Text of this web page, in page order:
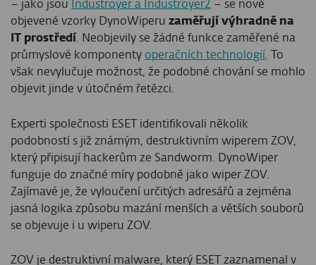
– jako jsou Industroyer a Industroyer2 – se nově
objevené vzorky DynoWiperu zaměřují výhradně na
IT prostředí. Neobjevily se žádné funkce zaměřené na
průmyslové komponenty operačních technologií. To
však nevylučuje možnost, že podobné chování se mohlo
objevit jinde v útočném řetězci.
Experti společnosti ESET identifikovali několik
podobností s již známým, destruktivním wiperem ZOV,
který připisují hackerům ze Sandworm. DynoWiper
funguje do značné míry podobně jako wiper ZOV.
Zajímavé je, že vyloučení určitých adresářů a zejména
jasná logika způsobu mazání menších a větších souborů
se objevuje i u wiperu ZOV.
ZOV je destruktivní malware, který ESET zaznamenal v